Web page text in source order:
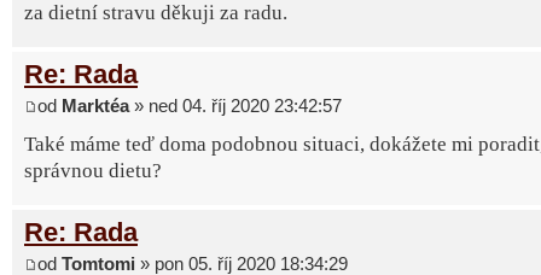
za dietní stravu děkuji za radu.
Re: Rada
od Marktéa» ned 04. říj 2020 23:42:57
Také máme teď doma podobnou situaci, dokážete mi
správnou dietu?
Re: Rada
od Tomtomi » pon 05. říj 2020 18:34:29